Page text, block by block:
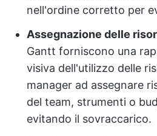
nell'ordine corretto per
Assegnazione delle
Gantt forniscono una
visiva dell'utilizzo delle
manager ad assegnare
del team, strumenti o
evitando il sovraccarico.